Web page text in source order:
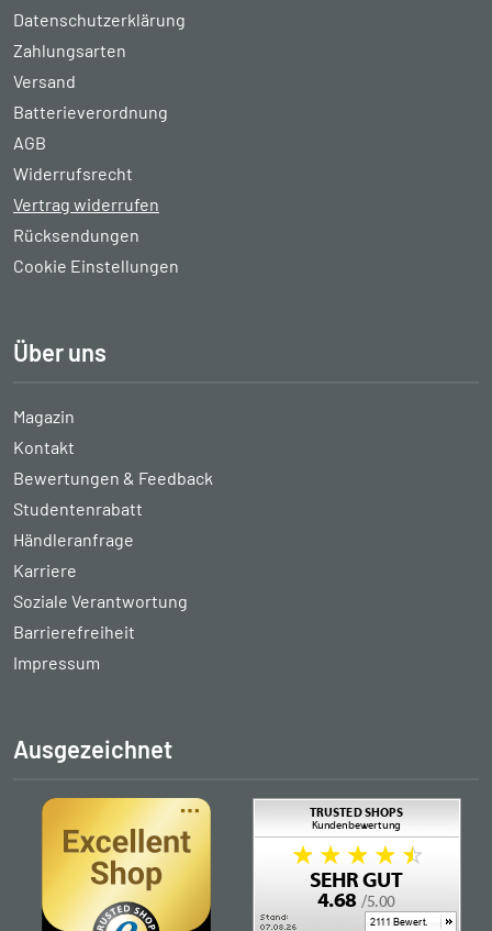
Datenschutzerklärung
Zahlungsarten
Versand
Batterieverordnung
AGB
Widerrufsrecht
Vertrag widerrufen
Rücksendungen
Cookie Einstellungen
Über uns
Magazin
Kontakt
Bewertungen & Feedback
Studentenrabatt
Händleranfrage
Karriere
Soziale Verantwortung
Barrierefreiheit
Impressum
Ausgezeichnet